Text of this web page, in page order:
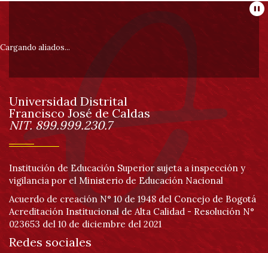
Información
pie
de
página
Cargando aliados...
Información
Universidad Distrital
Francisco José de Caldas
NIT. 899.999.230.7
Institución de Educación Superior sujeta a inspección y
vigilancia por el Ministerio de Educación Nacional
Acuerdo de creación N° 10 de 1948 del Concejo de Bogotá
Acreditación Institucional de Alta Calidad - Resolución N°
023653 del 10 de diciembre del 2021
Redes sociales